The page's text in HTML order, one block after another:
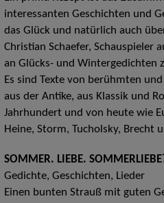
interessanten Geschichten und
das Glück und natürlich auch
Christian Schaefer, Schauspieler
an Glücks- und Wintergedichten
Es sind Texte von berühmten
aus der Antike, aus Klassik und
Jahrhundert und von heute wie
Heine, Storm, Tucholsky, Brecht
SOMMER. LIEBE.
Gedichte, Geschichten, Lieder
Einen bunten Strauß mit guten